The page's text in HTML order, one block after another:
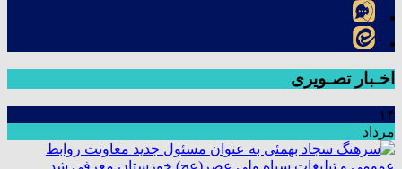
اخـبار تصـویری
۱۴
مرداد